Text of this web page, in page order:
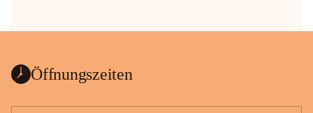
Öffnungszeiten